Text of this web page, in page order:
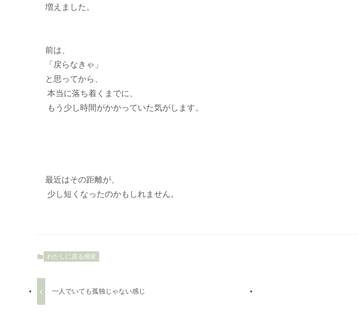
増えました。
前は、
「戻らなきゃ」
と思ってから、
本当に落ち着くまでに、
もう少し時間がかかっていた気がします。
最近はその距離が、
少し短くなったのかもしれません。
わたしに戻る感覚
一人でいても孤独じゃない感じ